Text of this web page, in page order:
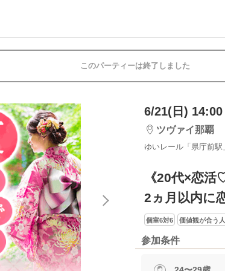
このパーティーは終了しました
6/21(日)
ツヴァイ那覇
ゆいレール「県庁前駅
《20代×恋
2ヵ月以内に
個室6対6 価値観が合う
参加条件